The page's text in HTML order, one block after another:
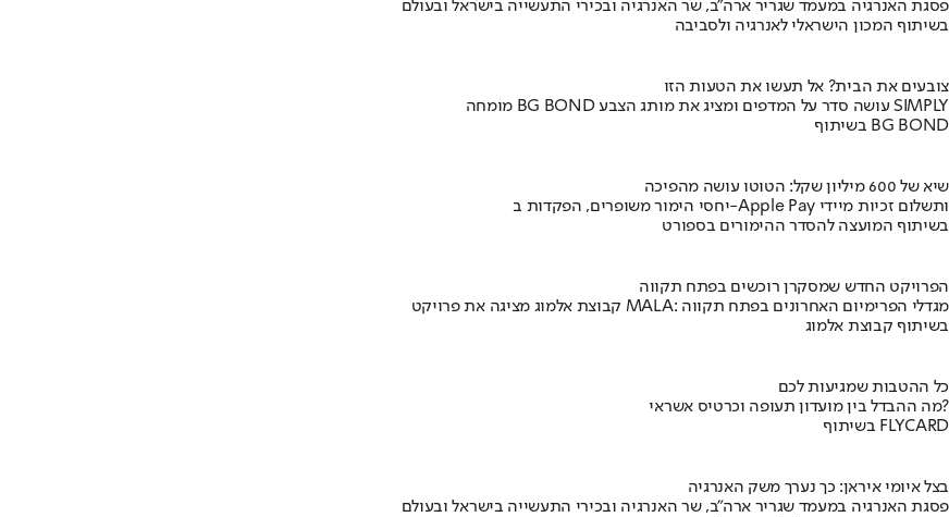
פסגת האנרגיה במעמד שגריר ארה"ב, שר האנרגיה ובכירי התעשייה בישראל ובעולם
בשיתוף המכון הישראלי לאנרגיה ולסביבה
צובעים את הבית? אל תעשו את הטעות הזו
מומחה BG BOND עושה סדר על המדפים ומציג את מותג הצבע SIMPLY
בשיתוף BG BOND
שיא של 600 מיליון שקל: הטוטו עושה מהפיכה
יחסי הימור משופרים, הפקדות ב-Apple Pay ותשלום זכיות מיידי
בשיתוף המועצה להסדר ההימורים בספורט
הפרויקט החדש שמסקרן רוכשים בפתח תקווה
קבוצת אלמוג מציגה את פרויקט MALA: מגדלי הפרימיום האחרונים בפתח תקווה
בשיתוף קבוצת אלמוג
כל ההטבות שמגיעות לכם
מה ההבדל בין מועדון תעופה וכרטיס אשראי?
בשיתוף FLYCARD
בצל איומי איראן: כך נערך משק האנרגיה
פסגת האנרגיה במעמד שגריר ארה"ב, שר האנרגיה ובכירי התעשייה בישראל ובעולם